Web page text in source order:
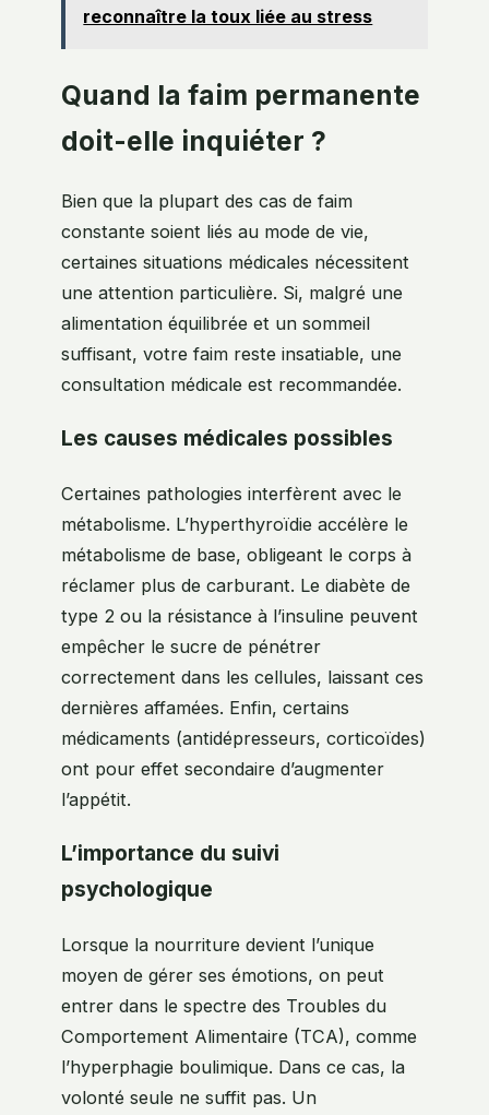
reconnaître la toux liée au stress
Quand la faim permanente
doit-elle inquiéter ?
Bien que la plupart des cas de faim
constante soient liés au mode de vie,
certaines situations médicales nécessitent
une attention particulière. Si, malgré une
alimentation équilibrée et un sommeil
suffisant, votre faim reste insatiable, une
consultation médicale est recommandée.
Les causes médicales possibles
Certaines pathologies interfèrent avec le
métabolisme. L’hyperthyroïdie accélère le
métabolisme de base, obligeant le corps à
réclamer plus de carburant. Le diabète de
type 2 ou la résistance à l’insuline peuvent
empêcher le sucre de pénétrer
correctement dans les cellules, laissant ces
dernières affamées. Enfin, certains
médicaments (antidépresseurs, corticoïdes)
ont pour effet secondaire d’augmenter
l’appétit.
L’importance du suivi
psychologique
Lorsque la nourriture devient l’unique
moyen de gérer ses émotions, on peut
entrer dans le spectre des Troubles du
Comportement Alimentaire (TCA), comme
l’hyperphagie boulimique. Dans ce cas, la
volonté seule ne suffit pas. Un